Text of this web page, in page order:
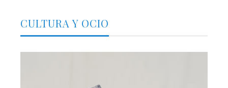
CULTURA Y OCIO